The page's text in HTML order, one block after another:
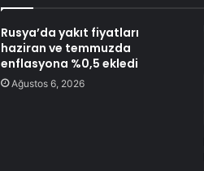
Rusya’da yakıt fiyatları
haziran ve temmuzda
enflasyona %0,5 ekledi
Ağustos 6, 2026